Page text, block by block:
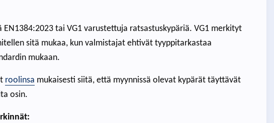
tai VG1 varustettuja ratsastuskypäriä. VG1 merkityt
sitä mukaa, kun valmistajat ehtivät tyyppitarkastaa
mukaan.
roolinsa mukaisesti siitä, että myynnissä olevat kypärät täyttävät
osin.